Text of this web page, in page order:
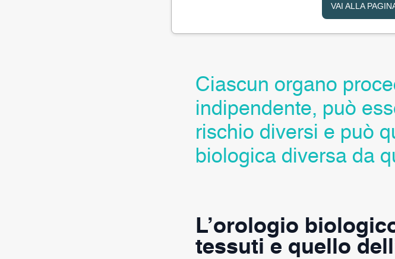
VAI ALLA
Ciascun organo
indipendente, può
rischio diversi e può
biologica diversa da
L’orologio
tessuti e quello